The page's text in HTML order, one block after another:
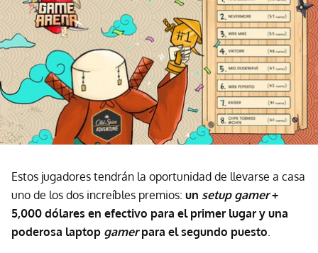
Estos jugadores tendrán la oportunidad de llevarse a casa
uno de los dos increíbles premios: un setup gamer+
5,000 dólares en efectivo para el primer lugar y una
poderosa laptop gamerpara el segundo puesto